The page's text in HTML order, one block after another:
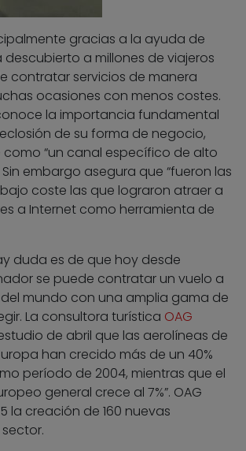
gracias a la ayuda de
descubierto a millones de viajeros
contratar servicios de manera
ocasiones con menos costes.
la importancia fundamental
de su forma de negocio,
como “un canal específico de alto
embargo asegura que “fueron las
coste las que lograron atraer a
a Internet como herramienta de
duda es de que hoy desde
se puede contratar un vuelo a
mundo con una amplia gama de
La consultora turística OAG
de abril que las aerolíneas de
han crecido más de un 40%
período de 2004, mientras que el
general crece al 7%”. OAG
la creación de 160 nuevas